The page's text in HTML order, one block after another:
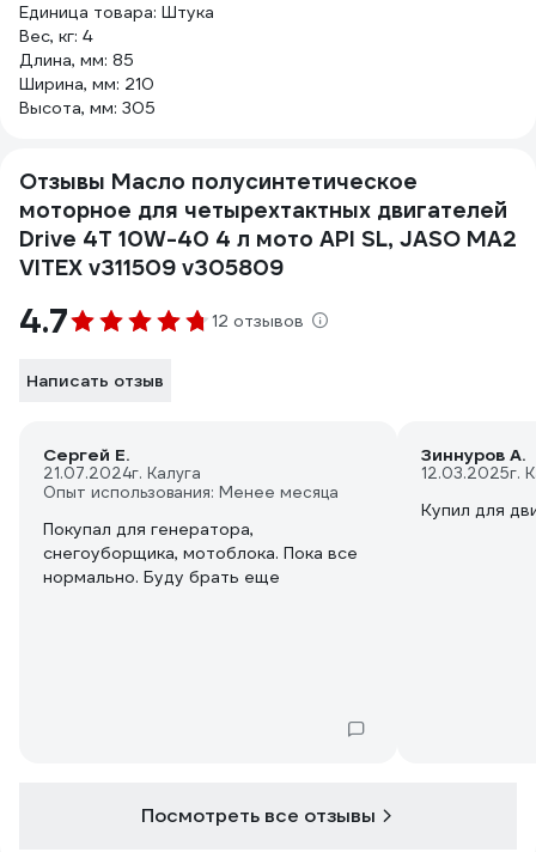
Единица товара: Штука
Вес, кг: 4
Длина, мм: 85
Ширина, мм: 210
Высота, мм: 305
Отзывы Масло полусинтетическое
моторное для четырехтактных двигателей
Drive 4T 10W-40 4 л мото API SL, JASO MA2
VITEX v311509 v305809
4.7 12 отзывов
Написать отзыв
Сергей Е.
21.07.2024г. Калуга
Опыт использования: Менее месяца
Покупал для генератора,
снегоуборщика, мотоблока. Пока все
нормально. Буду брать еще
Зиннуров А.
12.03.2025г.
Купил для
Посмотреть все отзывы